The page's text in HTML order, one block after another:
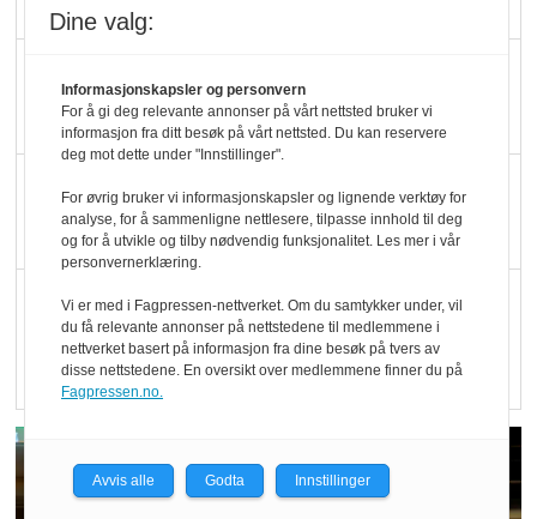
økologisk i butikkhylla
Kolonihagen sliter
med å få tak i nok melk
Rapport: Økokundene
er klare! Er markedet
det?
Dine valg:
Informasjonskapsler og personvern
For å gi deg relevante annonser på vårt nettsted bruker vi
informasjon fra ditt besøk på vårt nettsted. Du kan reservere
deg mot dette under "Innstillinger".
For øvrig bruker vi informasjonskapsler og lignende verktøy for
analyse, for å sammenligne nettlesere, tilpasse innhold til deg
og for å utvikle og tilby nødvendig funksjonalitet. Les mer i vår
personvernerklæring.
Vi er med i Fagpressen-nettverket. Om du samtykker under, vil
du få relevante annonser på nettstedene til medlemmene i
nettverket basert på informasjon fra dine besøk på tvers av
disse nettstedene. En oversikt over medlemmene finner du på
Fagpressen.no.
Avvis alle Godta Innstillinger